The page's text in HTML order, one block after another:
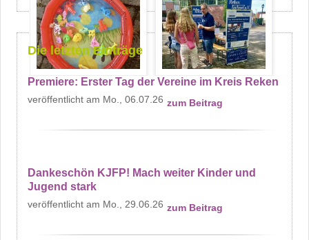
Die letzten Einträge
Premiere: Erster Tag der Vereine im Kreis Reken
Mo., 06.07.26 zum Beitrag
Dankeschön KJFP! Mach weiter Kinder und
Jugend stark
Mo., 29.06.26 zum Beitrag